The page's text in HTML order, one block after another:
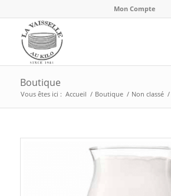
Mon Compte
Boutique
Vous êtes ici : Accueil / Boutique / Non classé /